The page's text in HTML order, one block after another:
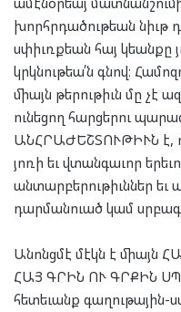
խորհրդածութեան նիւթ
սփիւռքեան հայ կեանքը
կրկնութեա՛ն գնով։
միայն թերութիւն մը չէ
ունեցող հարցերու
ԱՆՀՐԱԺԵՇՏՈՒԹԻՒՆ է,
յոռի եւ վտանգաւոր
անտարբերութիւններ եւ
դարմանուած կամ
Անոնցմէ մէկն է միայն
ՀԱՅ ԳՐԻՆ ՈՒ ԳՐՔԻՆ
հետեւանք գաղութային-